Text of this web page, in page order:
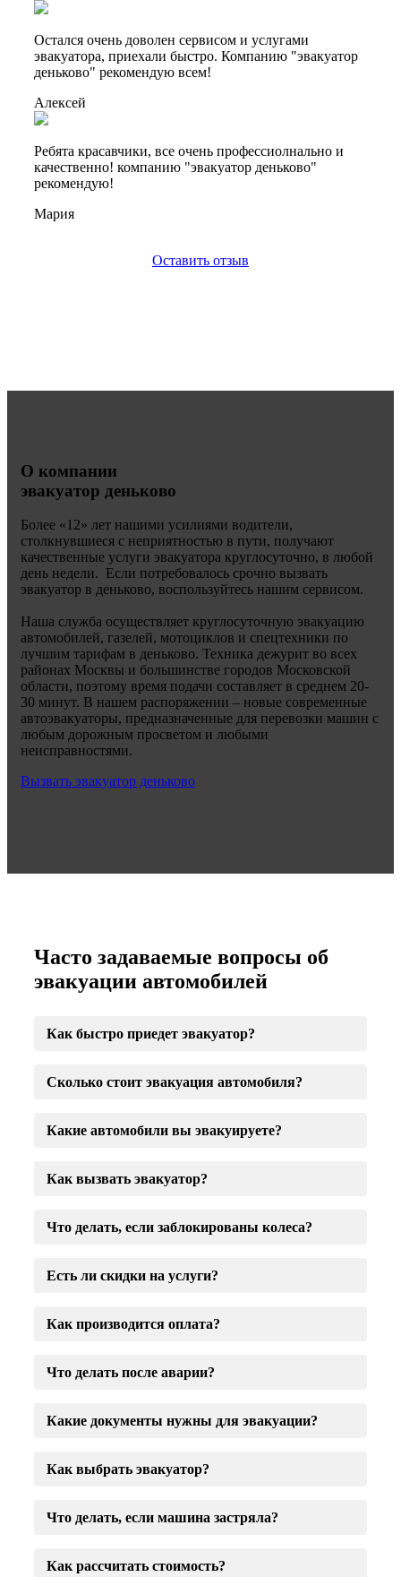
Остался очень доволен сервисом и услугами
эвакуатора, приехали быстро. Компанию "эвакуатор
деньково" рекомендую всем!
Алексей
Ребята красавчики, все очень профессиолнально и
качественно! компанию "эвакуатор деньково"
рекомендую!
Мария
Оставить отзыв
О компании
эвакуатор деньково
Более «12» лет нашими усилиями водители,
столкнувшиеся с неприятностью в пути, получают
качественные услуги эвакуатора круглосуточно, в любой
день недели. Если потребовалось срочно вызвать
эвакуатор в деньково, воспользуйтесь нашим сервисом.
Наша служба осуществляет круглосуточную эвакуацию
автомобилей, газелей, мотоциклов и спецтехники по
лучшим тарифам в деньково. Техника дежурит во всех
районах Москвы и большинстве городов Московской
области, поэтому время подачи составляет в среднем 20-
30 минут. В нашем распоряжении – новые современные
автоэвакуаторы, предназначенные для перевозки машин с
любым дорожным просветом и любыми
неисправностями.
Вызвать эвакуатор деньково
Часто задаваемые вопросы об
эвакуации автомобилей
Как быстро приедет эвакуатор?
Сколько стоит эвакуация автомобиля?
Какие автомобили вы эвакуируете?
Как вызвать эвакуатор?
Что делать, если заблокированы колеса?
Есть ли скидки на услуги?
Как производится оплата?
Что делать после аварии?
Какие документы нужны для эвакуации?
Как выбрать эвакуатор?
Что делать, если машина застряла?
Как рассчитать стоимость?